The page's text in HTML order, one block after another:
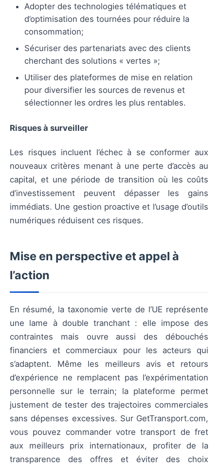
Adopter des technologies télématiques et
d’optimisation des tournées pour réduire la
consommation;
Sécuriser des partenariats avec des clients
cherchant des solutions « vertes »;
Utiliser des plateformes de mise en relation
pour diversifier les sources de revenus et
sélectionner les ordres les plus rentables.
Risques à surveiller
Les risques incluent l’échec à se conformer aux
nouveaux critères menant à une perte d’accès au
capital, et une période de transition où les coûts
d’investissement peuvent dépasser les gains
immédiats. Une gestion proactive et l’usage d’outils
numériques réduisent ces risques.
Mise en perspective et appel à
l’action
En résumé, la taxonomie verte de l’UE représente
une lame à double tranchant : elle impose des
contraintes mais ouvre aussi des débouchés
financiers et commerciaux pour les acteurs qui
s’adaptent. Même les meilleurs avis et retours
d’expérience ne remplacent pas l’expérimentation
personnelle sur le terrain; la plateforme permet
justement de tester des trajectoires commerciales
sans dépenses excessives. Sur GetTransport.com,
vous pouvez commander votre transport de fret
aux meilleurs prix internationaux, profiter de la
transparence des offres et éviter des choix